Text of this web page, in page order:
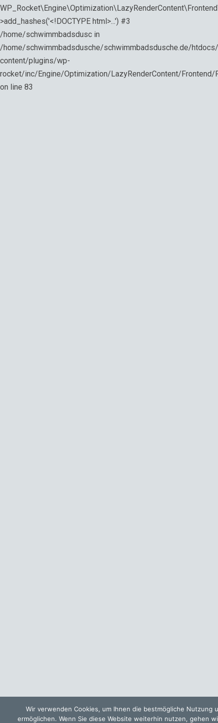
Wir verwenden Cookies, um Ihnen die bestmögliche Nutzung
ermöglichen. Wenn Sie diese Website weiterhin nutzen, gehen
>add_hashes('<!DOCTYPE html>...') #3
/home/schwimmbadsdusc in
/home/schwimmbadsdusche/schwimmbadsdusche.de/
content/plugins/wp-
rocket/inc/Engine/Optimization/LazyRenderContent/
on line 83